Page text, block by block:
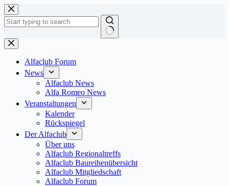
Zum
Inhalt
springen
Keine
Ergebnisse
Alfaclub Forum
News
Alfaclub News
Alfa Romeo News
Veranstaltungen
Kalender
Rückspiegel
Der Alfaclub
Über uns
Alfaclub Regionaltreffs
Alfaclub Baureihenübersicht
Alfaclub Mitgliedschaft
Alfaclub Forum